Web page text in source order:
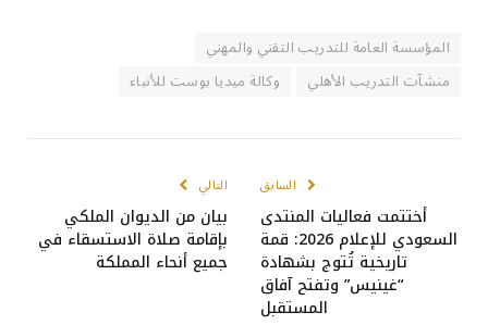
المؤسسة العامة للتدريب التقني والمهني
منشآت التدريب الأهلي
وكالة ميديا بوست للأنباء
السابق
أختتمت فعاليات المنتدى
السعودي للإعلام 2026: قمة
تاريخية تُتوج بشهادة
“غينيس” وتفتح آفاق
المستقبل
التالي
بيان من الديوان الملكي
بإقامة صلاة الاستسقاء في
جميع أنحاء المملكة